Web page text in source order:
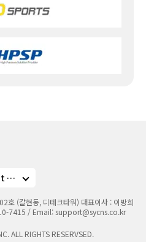
Us
호 (갈현동, 디테크타워) 대표이사 : 이방희
7415 / Email: support@sycns.co.kr
ALL RIGHTS RESERVSED.